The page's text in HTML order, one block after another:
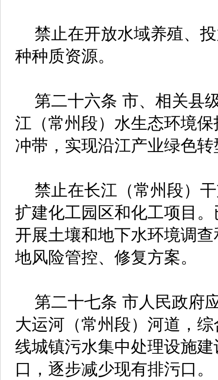
禁止在开放水域养殖、
种种质资源。
第二十六条 市、相关县
江（常州段）水生态环境
冲带，实现沿江产业绿色
禁止在长江（常州段）
扩建化工园区和化工项目
开展土壤和地下水环境调
地风险管控、修复方案。
第二十七条 市人民政府
大运河（常州段）河道，
线城镇污水集中处理设施
口，逐步减少现有排污口。